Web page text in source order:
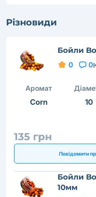
Різновиди
Бойли
0 0
Аромат
Corn 10
135 грн
Повідомити
Бойли
10мм